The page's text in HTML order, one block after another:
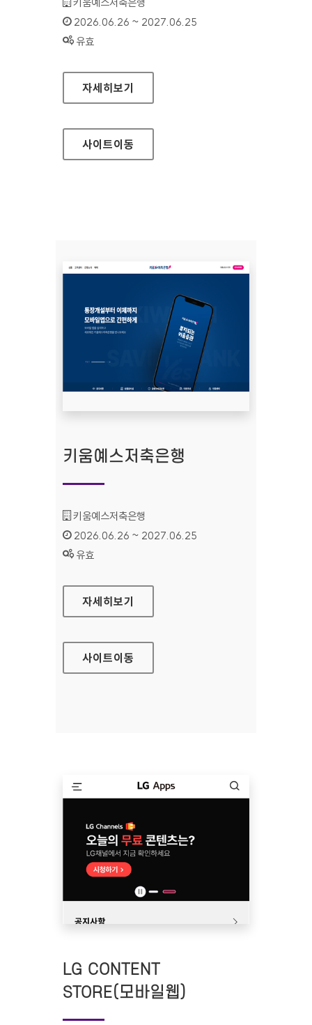
인증기간 :
2026.06.26 ~ 2027.06.25
상태 :
유효
키움예스저축은행(모바일웹)
자세히보기
사이트이동
키움예스저축은행
기관명 :
키움예스저축은행
인증기간 :
2026.06.26 ~ 2027.06.25
상태 :
유효
키움예스저축은행
자세히보기
사이트이동
LG CONTENT
STORE(모바일웹)